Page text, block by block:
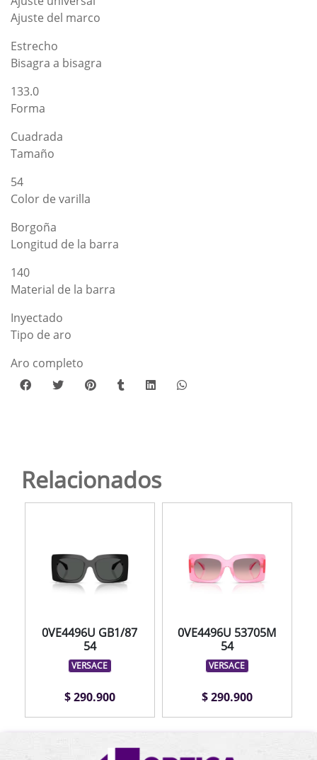
Ajuste del marco
Estrecho
Bisagra a bisagra
133.0
Forma
Cuadrada
Tamaño
54
Color de varilla
Borgoña
Longitud de la barra
140
Material de la barra
Inyectado
Tipo de aro
Aro completo
Relacionados
0VE4496U GB1/87
54
VERSACE
$ 290.900
0VE4496U 53705M
54
VERSACE
$ 290.900